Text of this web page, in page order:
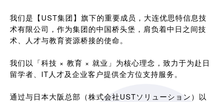
我们是【UST集团】旗下的重要成员，大连优思特信息技
术有限公司，作为集团的中国桥头堡，肩负着中日之间技
术、人才与教育资源桥接的使命。
我们以「科技 × 教育 × 就业」为核心理念，致力于为赴日
留学者、IT人才及企业客户提供全方位支持服务。
通过与日本大阪总部（株式会社USTソリューション）以